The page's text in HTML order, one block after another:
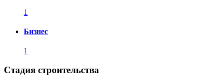
1
Бизнес
1
Стадия строительства